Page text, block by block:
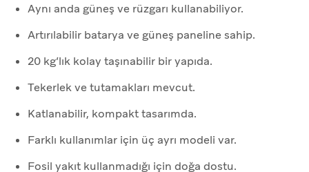
Aynı anda güneş ve rüzgarı kullanabiliyor.
Artırılabilir batarya ve güneş paneline sahip.
20 kg’lık kolay taşınabilir bir yapıda.
Tekerlek ve tutamakları mevcut.
Katlanabilir, kompakt tasarımda.
Farklı kullanımlar için üç ayrı modeli var.
Fosil yakıt kullanmadığı için doğa dostu.